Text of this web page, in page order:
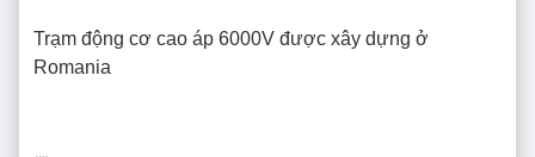
Trạm động cơ cao áp 6000V được xây dựng ở
Romania